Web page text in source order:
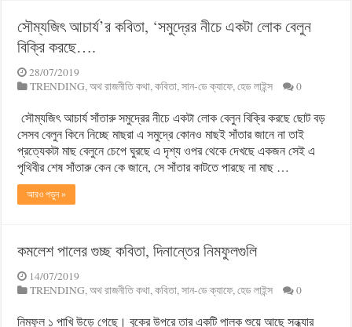
সৌম্যজিৎ আচার্য’র কবিতা, ‘সমুদ্রের নীচে একটা লোক বেলুন
বিক্রি করছে….
28/07/2019
TRENDING,অথ রাজনীতি কথা,কবিতা,সান-ডে ক্যাফে,হেড লাইন্স 0
সৌম্যজিৎ আচার্য সাঁতারু সমুদ্রের নীচে একটা লোক বেলুন বিক্রি করছে ছোট বড়
সেসব বেলুন কিনে নিচ্ছে মাছরা এ সমুদ্রে কোনও মাছই সাঁতার জানে না তাই
প্রত্যেকটা মাছ বেলুনে চেপে ঘুরছে এ দৃশ্য ওপর থেকে দেখছে একজন সেই এ
পৃথিবীর শেষ সাঁতারু কেন কে জানে, সে সাঁতার কাটতে পারছে না মাছ …
আরও পড়ুন »
কমলেশ পালের গুচ্ছ কবিতা, দিনান্তের নিমফুলগুলি
14/07/2019
TRENDING,অথ রাজনীতি কথা,কবিতা,সান-ডে ক্যাফে,হেড লাইন্স 0
নিমফুল ১ পাখি উড়ে গেছে। বুকের উপরে তার একটি পালক শুয়ে আছে সন্ধ্যার